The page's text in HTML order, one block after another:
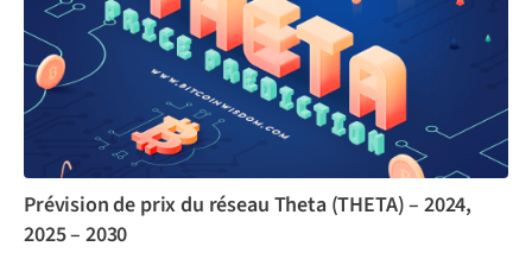
Prévision de prix du réseau Theta (THETA) – 2024,
2025 – 2030